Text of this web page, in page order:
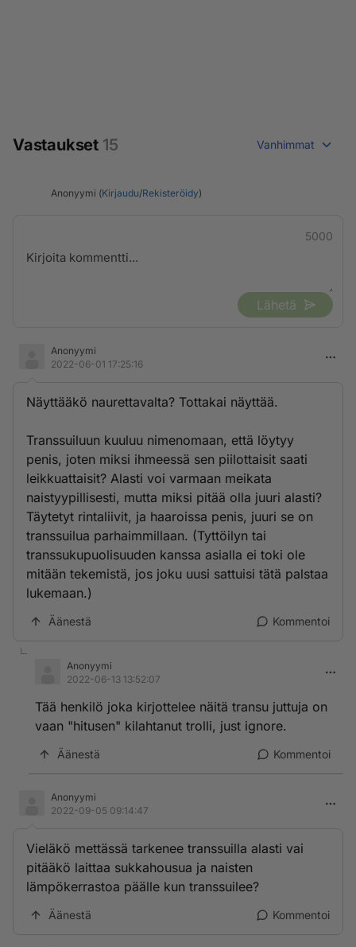
Vastaukset 15 Vanhimmat
Anonyymi (Kirjaudu/Rekisteröidy)
5000
Lähetä
Anonyymi
2022-06-01 17:25:16
Näyttääkö naurettavalta? Tottakai näyttää.
Transsuiluun kuuluu nimenomaan, että löytyy
penis, joten miksi ihmeessä sen piilottaisit saati
leikkuattaisit? Alasti voi varmaan meikata
naistyypillisesti, mutta miksi pitää olla juuri alasti?
Täytetyt rintaliivit, ja haaroissa penis, juuri se on
transsuilua parhaimmillaan. (Tyttöilyn tai
transsukupuolisuuden kanssa asialla ei toki ole
mitään tekemistä, jos joku uusi sattuisi tätä palstaa
lukemaan.)
Äänestä Kommentoi
Anonyymi
2022-06-13 13:52:07
Tää henkilö joka kirjottelee näitä transu juttuja on
vaan "hitusen" kilahtanut trolli, just ignore.
Äänestä Kommentoi
Anonyymi
2022-09-05 09:14:47
Vieläkö mettässä tarkenee transsuilla alasti vai
pitääkö laittaa sukkahousua ja naisten
lämpökerrastoa päälle kun transsuilee?
Äänestä Kommentoi